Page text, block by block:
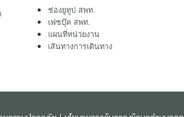
ช่องยูทูป สพท.
เฟซบุ๊ค สพท.
แผนที่หน่วยงาน
เส้นทางการเดินทาง